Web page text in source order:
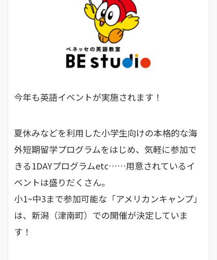
今年も英語イベントが実施されます！
夏休みなどを利用した小学生向けの本格的な海
外短期留学プログラムをはじめ、気軽に参加で
きる1DAYプログラムetc……用意されているイ
ベントは盛りだくさん。
小1~中3まで参加可能な「アメリカンキャンプ」
は、新潟（津南町）での開催が決定していま
す！